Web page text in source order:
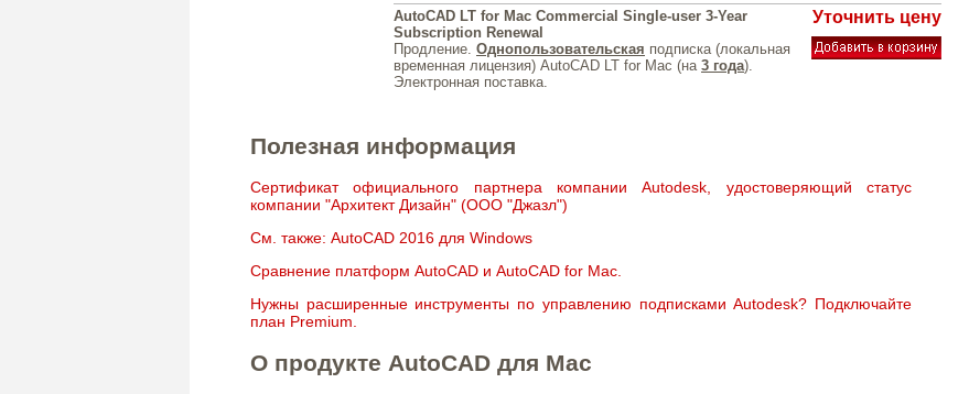
AutoCAD LT for Mac Commercial Single-user 3-Year
Subscription Renewal
Продление. Однопользовательская подписка (локальная
временная лицензия) AutoCAD LT for Mac (на 3 года).
Электронная поставка.
Уточнить цену
Полезная информация
Сертификат официального партнера компании Autodesk, удостоверяющий статус
компании "Архитект Дизайн" (ООО "Джазл")
См. также: AutoCAD 2016 для Windows
Сравнение платформ AutoCAD и AutoCAD for Mac.
Нужны расширенные инструменты по управлению подписками Autodesk? Подключайте
план Premium.
О продукте AutoCAD для Mac